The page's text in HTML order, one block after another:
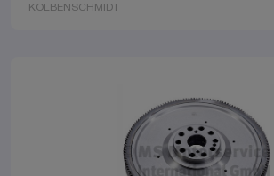
KOLBENSCHMIDT